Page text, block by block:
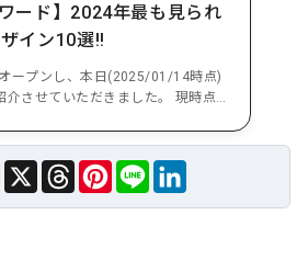
ード】2024年最も見られ
イン10選!!
ープンし、本日(2025/01/14時点)
介させていただきました。 現時点で
Thre 保
Link